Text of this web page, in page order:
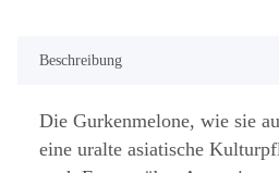
Beschreibung
Die Gurkenmelone, wie sie
eine uralte asiatische